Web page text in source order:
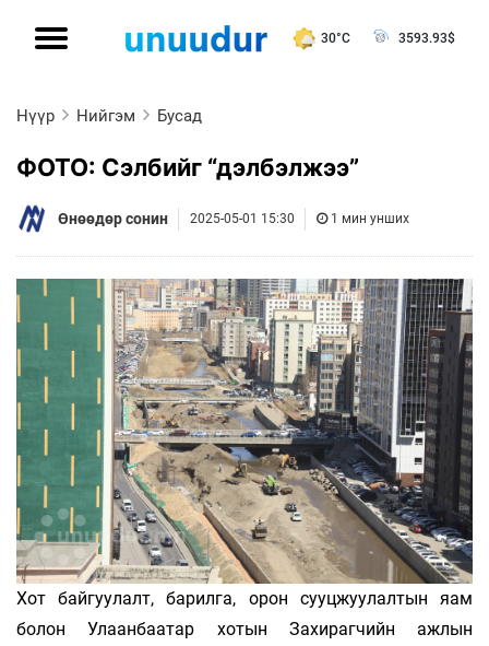
30°C 3593.93$
Нүүр Нийгэм Бусад
ФОТО: Сэлбийг “дэлбэлжээ”
Өнөөдөр сонин 2025-05-01 15:30 1 мин унших
Хот байгуулалт, барилга, орон сууцжуулалтын яам
болон Улаанбаатар хотын Захирагчийн ажлын